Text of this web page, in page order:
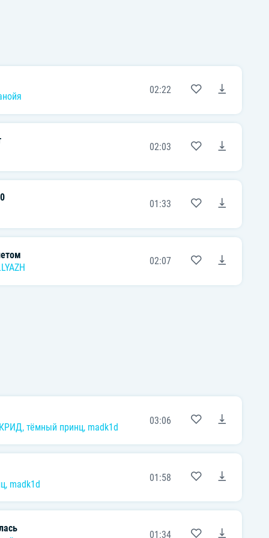
02:22
02:03
01:33
02:07
, тёмный принц, madk1d
03:06
, madk1d
01:58
01:34